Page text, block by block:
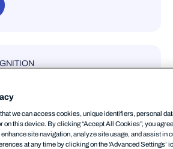
2026 Gartner
for
Protection
we can access cookies, unique identifiers, personal
on this device. By clicking “Accept All Cookies”, you
site navigation, analyze site usage, and assist in
at any time by clicking on the 'Advanced Settings’